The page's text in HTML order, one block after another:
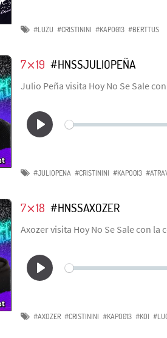
#LUZU #CRISTININI #KAPO013 #BERTTUS
7⨯19 #HNSSJULIOPEÑA
Julio Peña visita Hoy No Se Sale
#JULIOPENA #CRISTININI #KAPO013
7⨯18 #HNSSAXOZER
Axozer visita Hoy No Se Sale con
#AXOZER #CRISTININI #KAPO013 #KOI